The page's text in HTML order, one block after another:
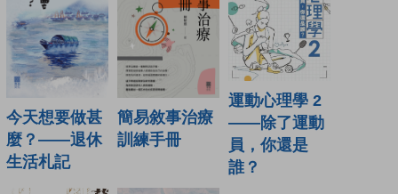
今天想要做甚
麼？——退休
生活札記
簡易敘事治療
訓練手冊
運動心理學 2
——除了運動
員，你還是
誰？